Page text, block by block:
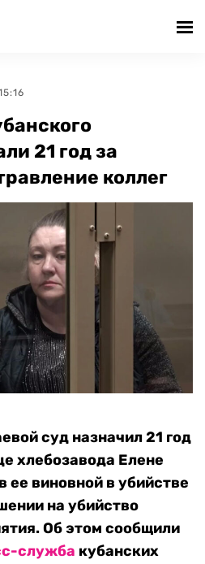
21 год за
коллег
суд назначил 21 год
хлебозавода Елене
ее виновной в убийстве
на убийство
Об этом сообщили
служба кубанских